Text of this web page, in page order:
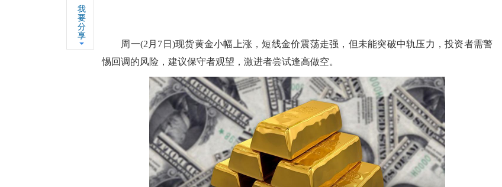
我
要
分
享
周一(2月7日)现货黄金小幅上涨，短线金价震荡走强，但未能突破中轨压力，投资者需警
惕回调的风险，建议保守者观望，激进者尝试逢高做空。